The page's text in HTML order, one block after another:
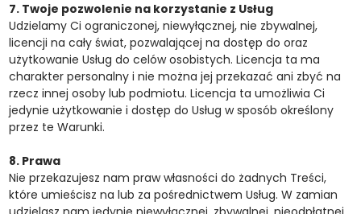
7. Twoje pozwolenie na korzystanie z Usług
Udzielamy Ci ograniczonej, niewyłącznej, nie zbywalnej,
licencji na cały świat, pozwalającej na dostęp do oraz
użytkowanie Usług do celów osobistych. Licencja ta ma
charakter personalny i nie można jej przekazać ani zbyć na
rzecz innej osoby lub podmiotu. Licencja ta umożliwia Ci
jedynie użytkowanie i dostęp do Usług w sposób określony
przez te Warunki.
8. Prawa
Nie przekazujesz nam praw własności do żadnych Treści,
które umieścisz na lub za pośrednictwem Usług. W zamian